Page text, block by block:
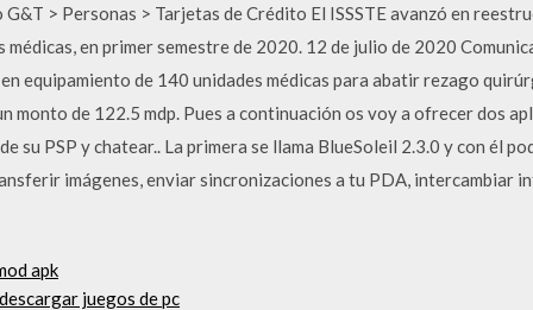
> Personas > Tarjetas de Crédito El ISSSTE avanzó en
en primer semestre de 2020. 12 de julio de 2020
equipamiento de 140 unidades médicas para abatir rezago
monto de 122.5 mdp. Pues a continuación os voy a ofrecer dos
su PSP y chatear.. La primera se llama BlueSoleil 2.3.0 y con él
imágenes, enviar sincronizaciones a tu PDA, intercambiar
apk
juegos de pc